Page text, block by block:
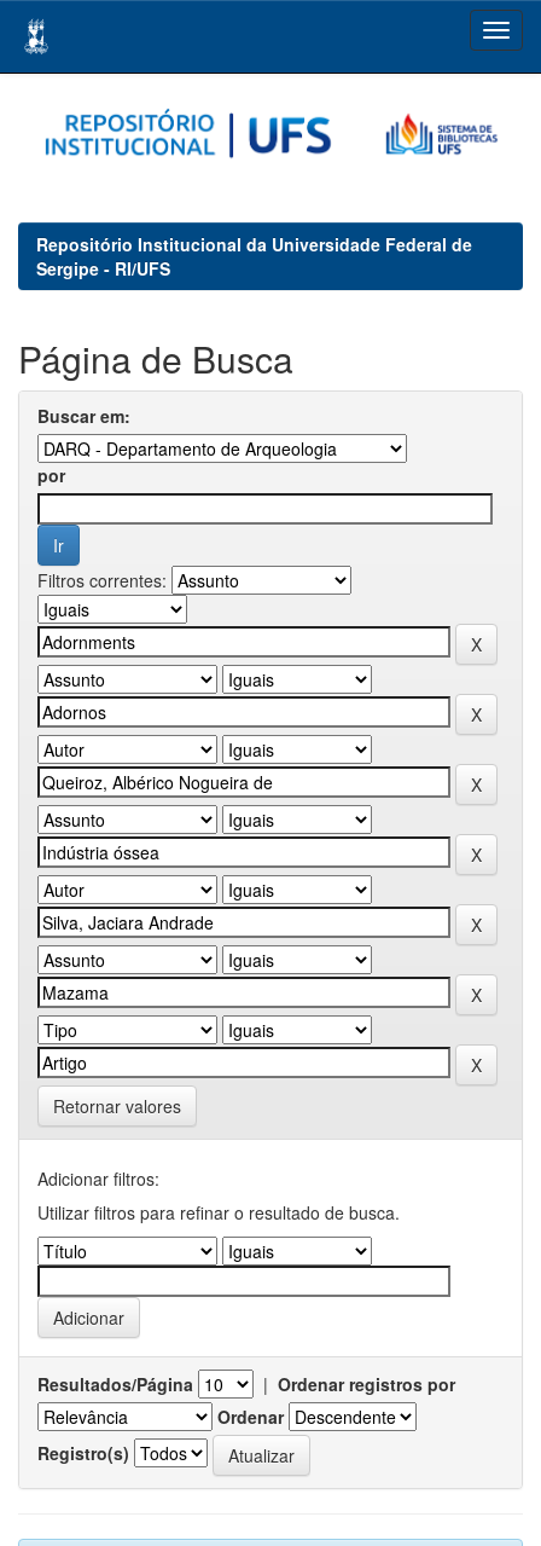
navigation
Repositório Institucional da Universidade Federal de
Sergipe - RI/UFS
Página de Busca
Buscar em:
por
Filtros correntes:
Retornar valores
Adicionar filtros:
Utilizar filtros para refinar o resultado de busca.
Resultados/Página | Ordenar registros por
Ordenar
Registro(s)